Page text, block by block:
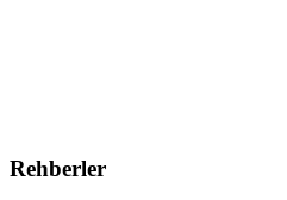
Rehberler